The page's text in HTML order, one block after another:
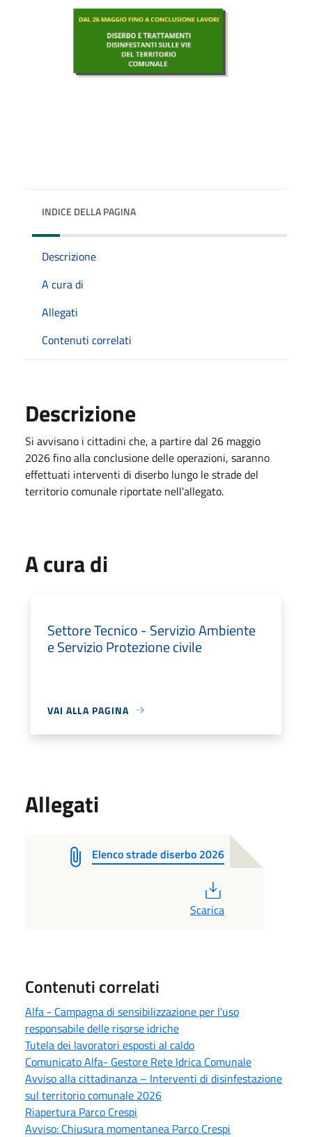
INDICE DELLA PAGINA
Descrizione
A cura di
Allegati
Contenuti correlati
Descrizione
Si avvisano i cittadini che, a partire dal 26 maggio
2026 fino alla conclusione delle operazioni, saranno
effettuati interventi di diserbo lungo le strade del
territorio comunale riportate nell'allegato.
A cura di
Settore Tecnico - Servizio Ambiente
e Servizio Protezione civile
VAI ALLA PAGINA
Allegati
Elenco strade diserbo 2026
Scarica
Contenuti correlati
Alfa - Campagna di sensibilizzazione per l'uso
responsabile delle risorse idriche
Tutela dei lavoratori esposti al caldo
Comunicato Alfa- Gestore Rete Idrica Comunale
Avviso alla cittadinanza – Interventi di disinfestazione
sul territorio comunale 2026
Riapertura Parco Crespi
Avviso: Chiusura momentanea Parco Crespi